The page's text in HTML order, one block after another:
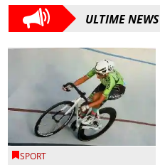
ULTIME NEWS
SPORT